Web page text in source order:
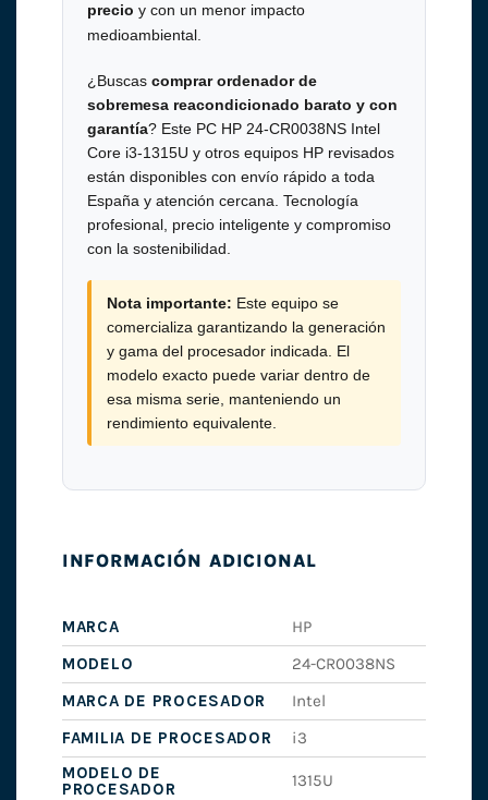
precio y con un menor impacto
medioambiental.
¿Buscas comprar ordenador de
sobremesa reacondicionado barato y con
garantía? Este PC HP 24-CR0038NS Intel
Core i3-1315U y otros equipos HP revisados
están disponibles con envío rápido a toda
España y atención cercana. Tecnología
profesional, precio inteligente y compromiso
con la sostenibilidad.
Nota importante: Este equipo se
comercializa garantizando la generación
y gama del procesador indicada. El
modelo exacto puede variar dentro de
esa misma serie, manteniendo un
rendimiento equivalente.
INFORMACIÓN ADICIONAL
MARCA
HP
MODELO
24-CR0038NS
MARCA DE PROCESADOR
Intel
FAMILIA DE PROCESADOR
i3
MODELO DE
PROCESADOR
1315U